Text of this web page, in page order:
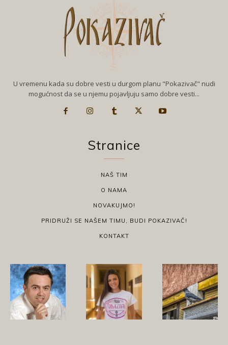
U vremenu kada su dobre vesti u durgom planu "Pokazivač" nudi
mogućnost da se u njemu pojavljuju samo dobre vesti...
Stranice
NAŠ TIM
O NAMA
NOVAKUJMO!
PRIDRUŽI SE NAŠEM TIMU, BUDI POKAZIVAČ!
KONTAKT